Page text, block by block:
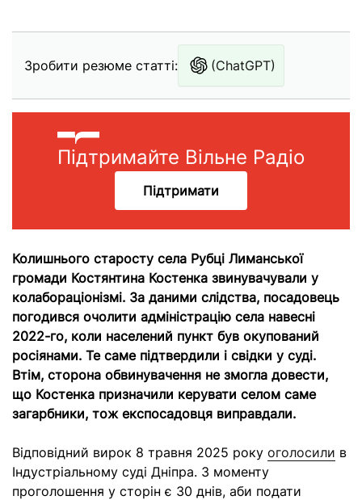
Зробити резюме статті: (ChatGPT)
Підтримайте Вільне Радіо
Підтримати
Колишнього старосту села Рубці Лиманської
громади Костянтина Костенка звинувачували у
колабораціонізмі. За даними слідства, посадовець
погодився очолити адміністрацію села навесні
2022-го, коли населений пункт був окупований
росіянами. Те саме підтвердили і свідки у суді.
Втім, сторона обвинувачення не змогла довести,
що Костенка призначили керувати селом саме
загарбники, тож експосадовця виправдали.
Відповідний вирок 8 травня 2025 року оголосили в
Індустріальному суді Дніпра. З моменту
проголошення у сторін є 30 днів, аби подати